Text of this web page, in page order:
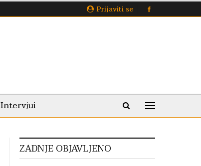
Prijaviti se
Intervjui
ZADNJE OBJAVLJENO